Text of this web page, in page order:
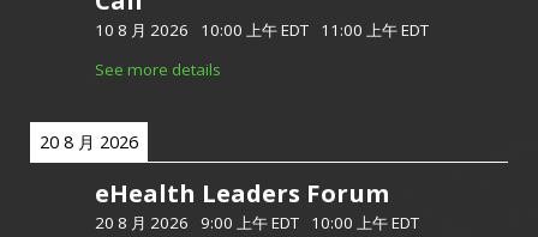
10 8 月 2026 10:00 上午 EDT
11:00 上午 EDT
See more details
20 8 月 2026
eHealth Leaders Forum
20 8 月 2026 9:00 上午 EDT
10:00 上午 EDT